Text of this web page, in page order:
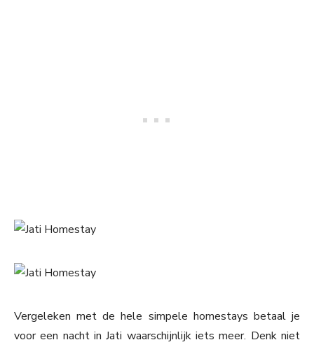
Vergeleken met de hele simpele homestays betaal je
voor een nacht in Jati waarschijnlijk iets meer. Denk niet